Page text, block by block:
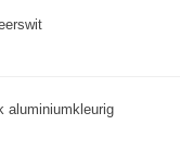
aluminiumkleurig